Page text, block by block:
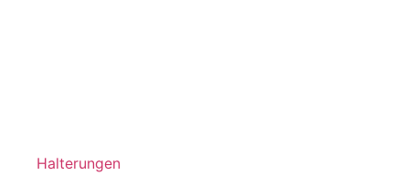
Halterungen